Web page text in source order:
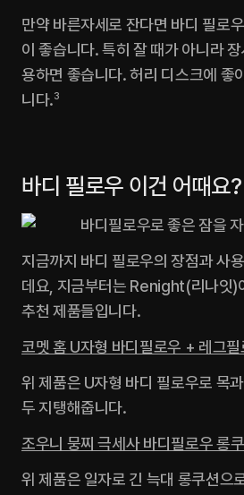
만약 바른자세로 잔다면 바디 필로
이 좋습니다. 특히 잘 때가 아니라
용하면 좋습니다. 허리 디스크에 좋
니다.3
바디 필로우 이건 어때요?
지금까지 바디 필로우의 장점과 사
데요, 지금부터는 Renight(리나잇)
추천 제품들입니다.
코멧 홈 U자형 바디필로우 + 레그필
위 제품은 U자형 바디 필로우로 목
두 지탱해줍니다.
조우니 뭉찌 극세사 바디필로우 롱
위 제품은 일자로 긴 늑대 롱쿠션으